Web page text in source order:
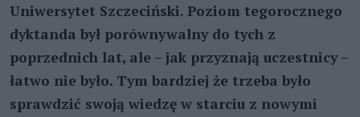
Uniwersytet Szczeciński. Poziom tegorocznego
dyktanda był porównywalny do tych z
poprzednich lat, ale – jak przyznają uczestnicy –
łatwo nie było. Tym bardziej że trzeba było
sprawdzić swoją wiedzę w starciu z nowymi